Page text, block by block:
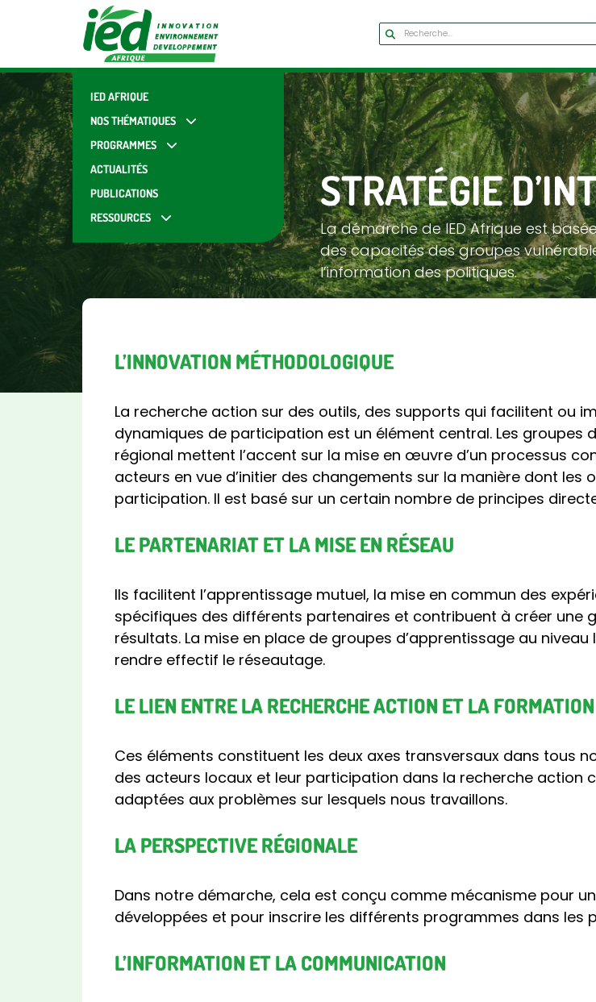
IED AFRIQUE
NOS THÉMATIQUES
PROGRAMMES
ACTUALITÉS
PUBLICATIONS
RESSOURCES
STRATÉGIE
La démarche de IED Afrique est
des capacités des groupes
l’information des politiques.
L’INNOVATION MÉTHODOLOGIQUE
La recherche action sur des outils, des supports qui facilitent ou
dynamiques de participation est un élément central. Les groupes
régional mettent l’accent sur la mise en œuvre d’un processus
acteurs en vue d’initier des changements sur la manière dont
participation. Il est basé sur un certain nombre de principes
LE PARTENARIAT ET LA MISE EN RÉSEAU
Ils facilitent l’apprentissage mutuel, la mise en commun des
spécifiques des différents partenaires et contribuent à créer une
résultats. La mise en place de groupes d’apprentissage au
rendre effectif le réseautage.
LE LIEN ENTRE LA RECHERCHE ACTION ET LA FORMATION
Ces éléments constituent les deux axes transversaux dans tous
des acteurs locaux et leur participation dans la recherche action
adaptées aux problèmes sur lesquels nous travaillons.
LA PERSPECTIVE RÉGIONALE
Dans notre démarche, cela est conçu comme mécanisme pour
développées et pour inscrire les différents programmes dans les
L’INFORMATION ET LA COMMUNICATION